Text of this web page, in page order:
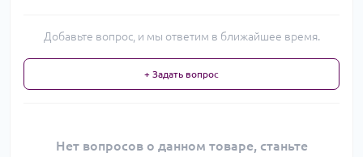
Добавьте вопрос, и мы ответим в ближайшее время.
+ Задать вопрос
Нет вопросов о данном товаре, станьте